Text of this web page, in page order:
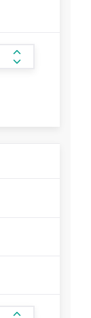
form.increase-